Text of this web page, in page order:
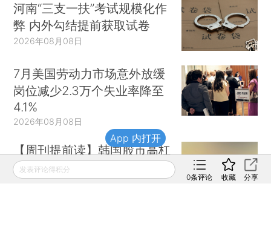
河南“三支一扶”考试规模化作
弊 内外勾结提前获取试卷
2026年08月08日
7月美国劳动力市场意外放缓
岗位减少2.3万个失业率降至
4.1%
2026年08月08日
【周刊提前读】韩国股市高杠
杆镜鉴
发表评论得积分
0条评论 收藏 分享
App 内打开